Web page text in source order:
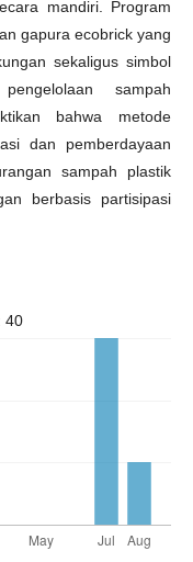
mandiri. Program
gapura ecobrick yang
sekaligus simbol
sampah
bahwa metode
dan pemberdayaan
sampah plastik
berbasis partisipasi
40